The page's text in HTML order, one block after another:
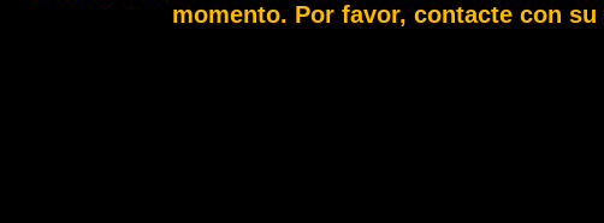
momento. Por favor, contacte con